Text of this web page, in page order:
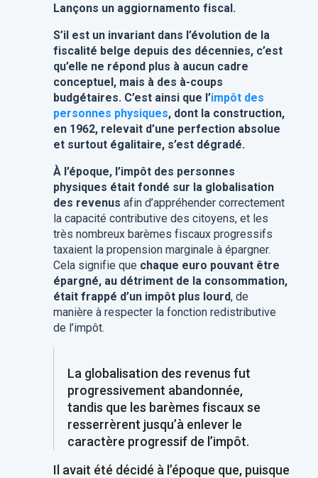
Lançons un aggiornamento fiscal.
S’il est un invariant dans l’évolution de la
fiscalité belge depuis des décennies, c’est
qu’elle ne répond plus à aucun cadre
conceptuel, mais à des à-coups
budgétaires. C’est ainsi que l’impôt des
personnes physiques, dont la construction,
en 1962, relevait d’une perfection absolue
et surtout égalitaire, s’est dégradé.
À l’époque, l’impôt des personnes
physiques était fondé sur la globalisation
des revenus afin d’appréhender correctement
la capacité contributive des citoyens, et les
très nombreux barèmes fiscaux progressifs
taxaient la propension marginale à épargner.
Cela signifie que chaque euro pouvant être
épargné, au détriment de la consommation,
était frappé d’un impôt plus lourd, de
manière à respecter la fonction redistributive
de l’impôt.
La globalisation des revenus fut
progressivement abandonnée,
tandis que les barèmes fiscaux se
resserrèrent jusqu’à enlever le
caractère progressif de l’impôt.
Il avait été décidé à l’époque que, puisque